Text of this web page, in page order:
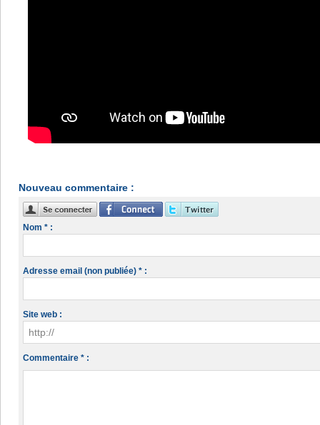
Nouveau commentaire :
Nom * :
Adresse email (non publiée) * :
Site web :
Commentaire * :